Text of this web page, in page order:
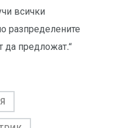
всички
разпределените
да предложат.“